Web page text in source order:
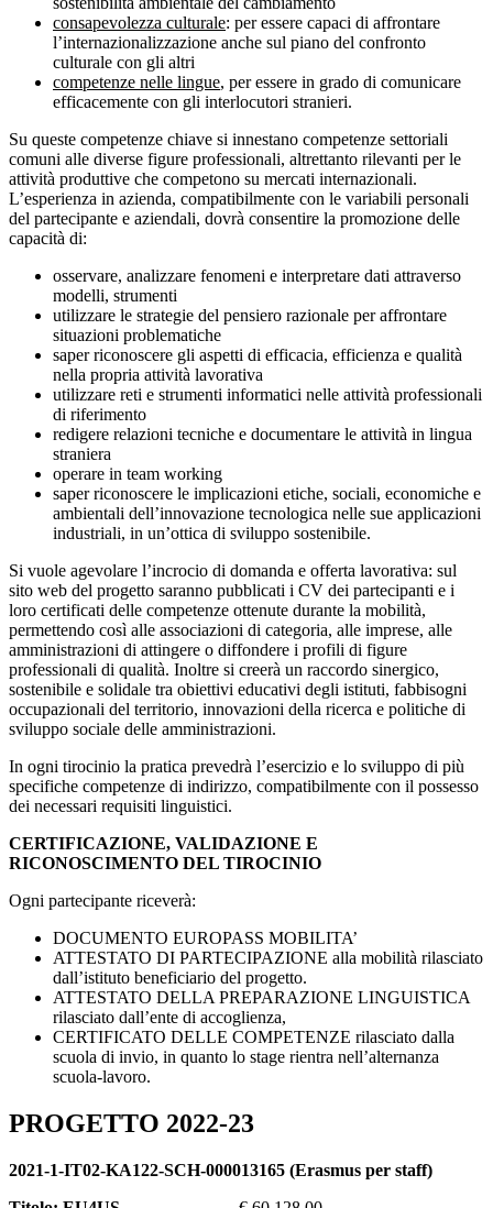
consapevolezza culturale: per essere capaci di affrontare
l’internazionalizzazione anche sul piano del confronto
culturale con gli altri
competenze nelle lingue, per essere in grado di comunicare
efficacemente con gli interlocutori stranieri.
Su queste competenze chiave si innestano competenze settoriali
comuni alle diverse figure professionali, altrettanto rilevanti per le
attività produttive che competono su mercati internazionali.
L’esperienza in azienda, compatibilmente con le variabili personali
del partecipante e aziendali, dovrà consentire la promozione delle
capacità di:
osservare, analizzare fenomeni e interpretare dati attraverso
modelli, strumenti
utilizzare le strategie del pensiero razionale per affrontare
situazioni problematiche
saper riconoscere gli aspetti di efficacia, efficienza e qualità
nella propria attività lavorativa
utilizzare reti e strumenti informatici nelle attività professionali
di riferimento
redigere relazioni tecniche e documentare le attività in lingua
straniera
operare in team working
saper riconoscere le implicazioni etiche, sociali, economiche e
ambientali dell’innovazione tecnologica nelle sue applicazioni
industriali, in un’ottica di sviluppo sostenibile.
Si vuole agevolare l’incrocio di domanda e offerta lavorativa: sul
sito web del progetto saranno pubblicati i CV dei partecipanti e i
loro certificati delle competenze ottenute durante la mobilità,
permettendo così alle associazioni di categoria, alle imprese, alle
amministrazioni di attingere o diffondere i profili di figure
professionali di qualità. Inoltre si creerà un raccordo sinergico,
sostenibile e solidale tra obiettivi educativi degli istituti, fabbisogni
occupazionali del territorio, innovazioni della ricerca e politiche di
sviluppo sociale delle amministrazioni.
In ogni tirocinio la pratica prevedrà l’esercizio e lo sviluppo di più
specifiche competenze di indirizzo, compatibilmente con il possesso
dei necessari requisiti linguistici.
CERTIFICAZIONE, VALIDAZIONE E
RICONOSCIMENTO DEL TIROCINIO
Ogni partecipante riceverà:
DOCUMENTO EUROPASS MOBILITA’
ATTESTATO DI PARTECIPAZIONE alla mobilità rilasciato
dall’istituto beneficiario del progetto.
ATTESTATO DELLA PREPARAZIONE LINGUISTICA
rilasciato dall’ente di accoglienza,
CERTIFICATO DELLE COMPETENZE rilasciato dalla
scuola di invio, in quanto lo stage rientra nell’alternanza
scuola-lavoro.
PROGETTO 2022-23
2021-1-IT02-KA122-SCH-000013165 (Erasmus per staff)